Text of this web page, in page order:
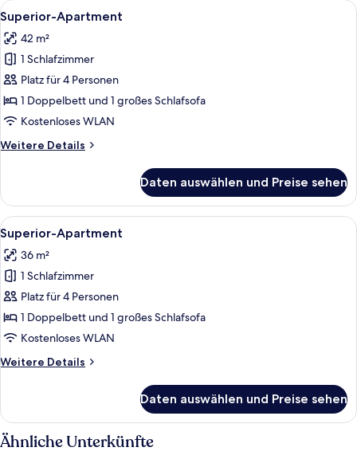
Alle
Fotos
für
Superior-
Apartment
anzeigen
Ein Schlafzimmer mit einem Bett,
14
Superior-Apartment
42 m²
1 Schlafzimmer
Platz für 4 Personen
1 Doppelbett und 1 großes Schlafsofa
Kostenloses WLAN
Weitere Details
Weitere
Apartment
Daten auswählen und Preise sehen
Alle
Fotos
für
Superior-
Apartment
anzeigen
Ein modernes Wohnzimmer mit
12
Superior-Apartment
36 m²
1 Schlafzimmer
Platz für 4 Personen
1 Doppelbett und 1 großes Schlafsofa
Kostenloses WLAN
Weitere Details
Weitere
Apartment
Daten auswählen und Preise sehen
Ähnliche Unterkünfte